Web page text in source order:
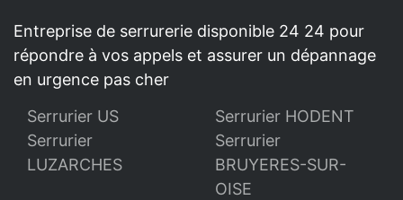
Entreprise de serrurerie disponible 24 24 pour
répondre à vos appels et assurer un dépannage
en urgence pas cher
Serrurier US
Serrurier HODENT
Serrurier
LUZARCHES
Serrurier
BRUYERES-SUR-
OISE